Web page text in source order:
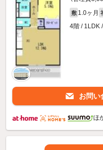
敷 1.0ヶ月
4階 / 1LDK
お問い
ほ